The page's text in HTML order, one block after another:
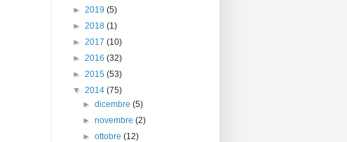
► 2019 (5)
► 2018 (1)
► 2017 (10)
► 2016 (32)
► 2015 (53)
▼ 2014 (75)
►dicembre(5)
►novembre(2)
►ottobre(12)